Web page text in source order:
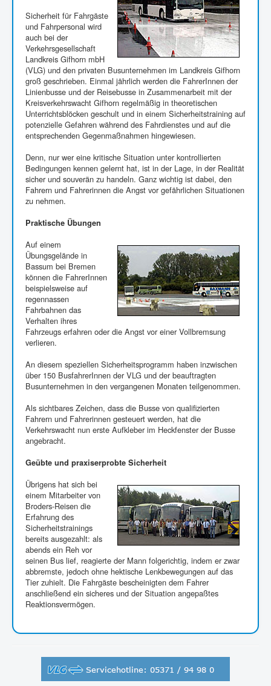
Sicherheit für Fahrgäste
und Fahrpersonal wird
auch bei der
Verkehrsgesellschaft
Landkreis Gifhorn mbH
(VLG) und den privaten Busunternehmen im Landkreis Gifhorn
groß geschrieben. Einmal jährlich werden die FahrerInnen der
Linienbusse und der Reisebusse in Zusammenarbeit mit der
Kreisverkehrswacht Gifhorn regelmäßig in theoretischen
Unterrichtsblöcken geschult und in einem Sicherheitstraining auf
potenzielle Gefahren während des Fahrdienstes und auf die
entsprechenden Gegenmaßnahmen hingewiesen.
Denn, nur wer eine kritische Situation unter kontrollierten
Bedingungen kennen gelernt hat, ist in der Lage, in der Realität
sicher und souverän zu handeln. Ganz wichtig ist dabei, den
Fahrern und Fahrerinnen die Angst vor gefährlichen Situationen
zu nehmen.
Praktische Übungen
Auf einem
Übungsgelände in
Bassum bei Bremen
können die FahrerInnen
beispielsweise auf
regennassen
Fahrbahnen das
Verhalten ihres
Fahrzeugs erfahren oder die Angst vor einer Vollbremsung
verlieren.
An diesem speziellen Sicherheitsprogramm haben inzwischen
über 150 BusfahrerInnen der VLG und der beauftragten
Busunternehmen in den vergangenen Monaten teilgenommen.
Als sichtbares Zeichen, dass die Busse von qualifizierten
Fahrern und Fahrerinnen gesteuert werden, hat die
Verkehrswacht nun erste Aufkleber im Heckfenster der Busse
angebracht.
Geübte und praxiserprobte Sicherheit
Übrigens hat sich bei
einem Mitarbeiter von
Broders-Reisen die
Erfahrung des
Sicherheitstrainings
bereits ausgezahlt: als
abends ein Reh vor
seinen Bus lief, reagierte der Mann folgerichtig, indem er zwar
abbremste, jedoch ohne hektische Lenkbewegungen auf das
Tier zuhielt. Die Fahrgäste bescheinigten dem Fahrer
anschließend ein sicheres und der Situation angepaßtes
Reaktionsvermögen.